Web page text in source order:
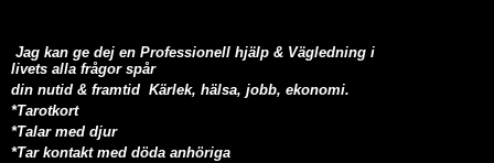
Jag kan ge dej en Professionell hjälp & Vägledning i
livets alla frågor spår
din nutid & framtid Kärlek, hälsa, jobb, ekonomi.
*Tarotkort
*Talar med djur
*Tar kontakt med döda anhöriga